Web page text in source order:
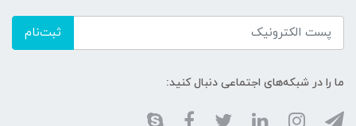
ثبت‌نام
ما را در شبکه‌های اجتماعی دنبال کنید: